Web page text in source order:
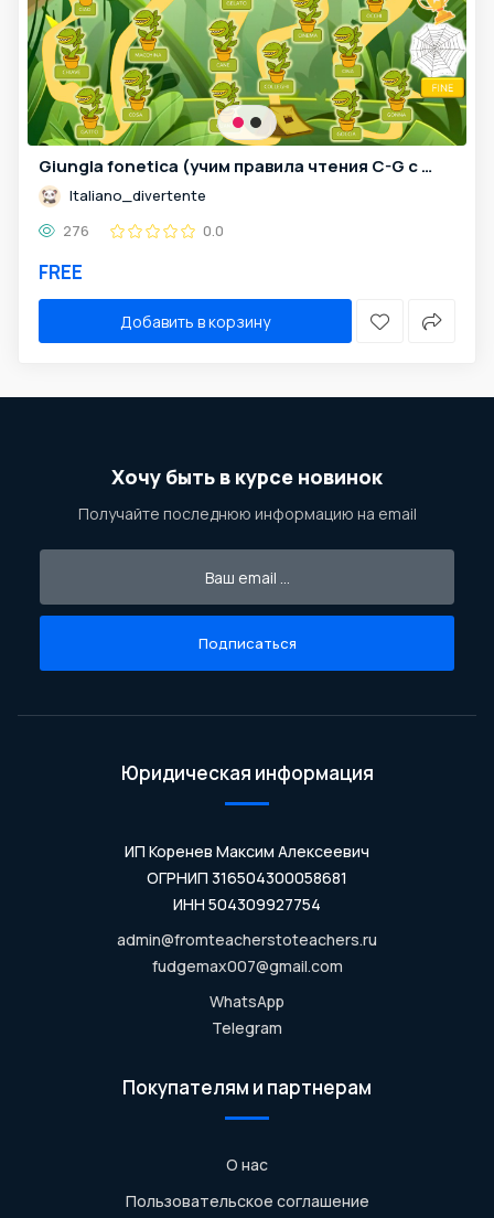
Giungla fonetica (учим правила чтения C-G с паучком)
Italiano_divertente
276
0.0
FREE
Добавить в корзину
Хочу быть в курсе новинок
Получайте последнюю информацию на email
Подписаться
Юридическая информация
ИП Коренев Максим Алексеевич
ОГРНИП 316504300058681
ИНН 504309927754
admin@fromteacherstoteachers.ru
fudgemax007@gmail.com
WhatsApp
Telegram
Покупателям и партнерам
О нас
Пользовательское соглашение